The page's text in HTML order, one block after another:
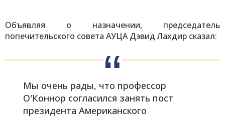
Объявляя о назначении, председатель
попечительского совета АУЦА Дэвид Лахдир сказал:
Мы очень рады, что профессор
О'Коннор согласился занять пост
президента Американского